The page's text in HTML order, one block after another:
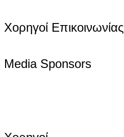
Χορηγοί Επικοινωνίας
Media Sponsors